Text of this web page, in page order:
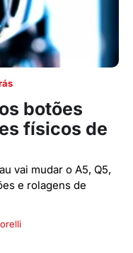
botões
físicos de
vai mudar o A5, Q5,
e rolagens de